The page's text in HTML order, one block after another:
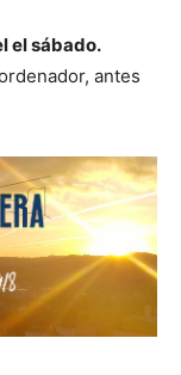
el sábado.
antes